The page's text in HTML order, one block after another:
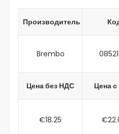
Производитель
Brembo
Цена без НДС Цена
€18.25